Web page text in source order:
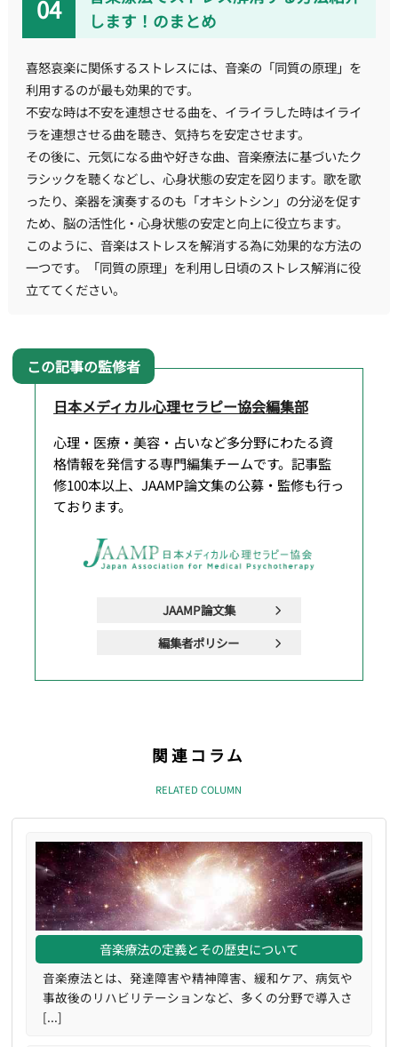
します！のまとめ
喜怒哀楽に関係するストレスには、音楽の「同質の原理」を
利用するのが最も効果的です。
不安な時は不安を連想させる曲を、イライラした時はイライ
ラを連想させる曲を聴き、気持ちを安定させます。
その後に、元気になる曲や好きな曲、音楽療法に基づいたク
ラシックを聴くなどし、心身状態の安定を図ります。歌を歌
ったり、楽器を演奏するのも「オキシトシン」の分泌を促す
ため、脳の活性化・心身状態の安定と向上に役立ちます。
このように、音楽はストレスを解消する為に効果的な方法の
一つです。「同質の原理」を利用し日頃のストレス解消に役
立ててください。
日本メディカル心理セラピー協会編集部
心理・医療・美容・占いなど多分野にわたる資
格情報を発信する専門編集チームです。記事監
修100本以上、JAAMP論文集の公募・監修も行っ
ております。
JAAMP論文集
編集者ポリシー
関連コラム
RELATED COLUMN
音楽療法の定義とその歴史について
音楽療法とは、発達障害や精神障害、緩和ケア、病気や
事故後のリハビリテーションなど、多くの分野で導入さ
[...]